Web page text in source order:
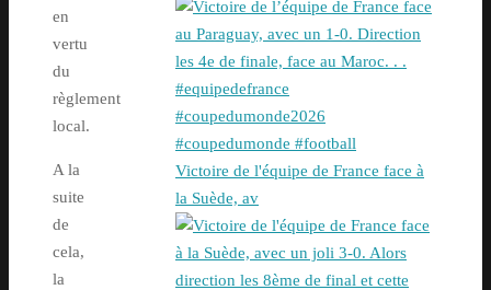
en
vertu
du
règlement
local.
A la
suite
de
cela,
la
Victoire de l'équipe de France face à
la Suède, av